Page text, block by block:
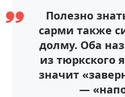
Полезно
сарми также
долму. Оба
из тюркского
значит
—